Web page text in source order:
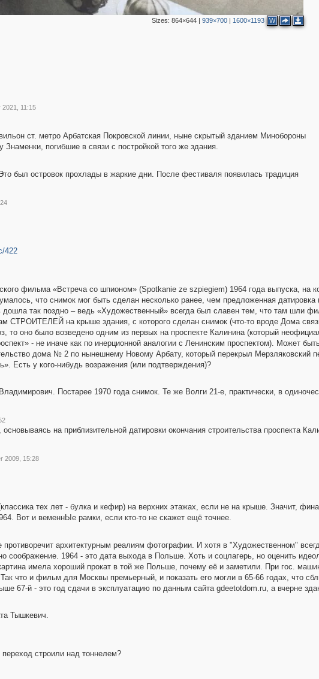
Sizes: 864×644| 939×700| 1600×1193 W
11:15
ст. метро Арбатская Покровской линии, ныне скрытый зданием Минобороны
погибшие в связи с постройкой того же здания.
был островок прохлады в жаркие дни. После фестиваля появилась традиция
422
фильма «Встреча со шпионом» (Spotkanie ze szpiegiem) 1964 года выпуска, на
что снимок мог быть сделан несколько ранее, чем предложенная датировка
так поздно – ведь «Художественный» всегда был славен тем, что там шли
СТРОИТЕЛЕЙ на крыше здания, с которого сделан снимок (что-то вроде Дома
то оно было возведено одним из первых на проспекте Калинина (который
- не иначе как по инерционной аналогии с Ленинским проспектом). Может
дома № 2 по нынешнему Новому Арбату, который перекрыл Мерзляковский
Есть у кого-нибудь возражения (или подтверждения)?
Постарее 1970 года снимок. Те же Волги 21-е, практически, в
основываясь на приблизительной датировки окончания строительства проспекта
2009, 15:28
тех лет - булка и кефир) на верхних этажах, если не на крыше. Значит,
Вот и веменнЫе рамки, если кто-то не скажет ещё точнее.
архитектурным реалиям фотографии. И хотя в "Художественном"
соображение. 1964 - это дата выхода в Польше. Хоть и соцлагерь, но оценить
имела хороший прокат в той же Польше, почему её и заметили. При гос.
что и фильм для Москвы премьерный, и показать его могли в 65-66 годах, что
67-й - это год сдачи в эксплуатацию по данным сайта gdeetotdom.ru, а вчерне
Тышкевич.
строили над тоннелем?